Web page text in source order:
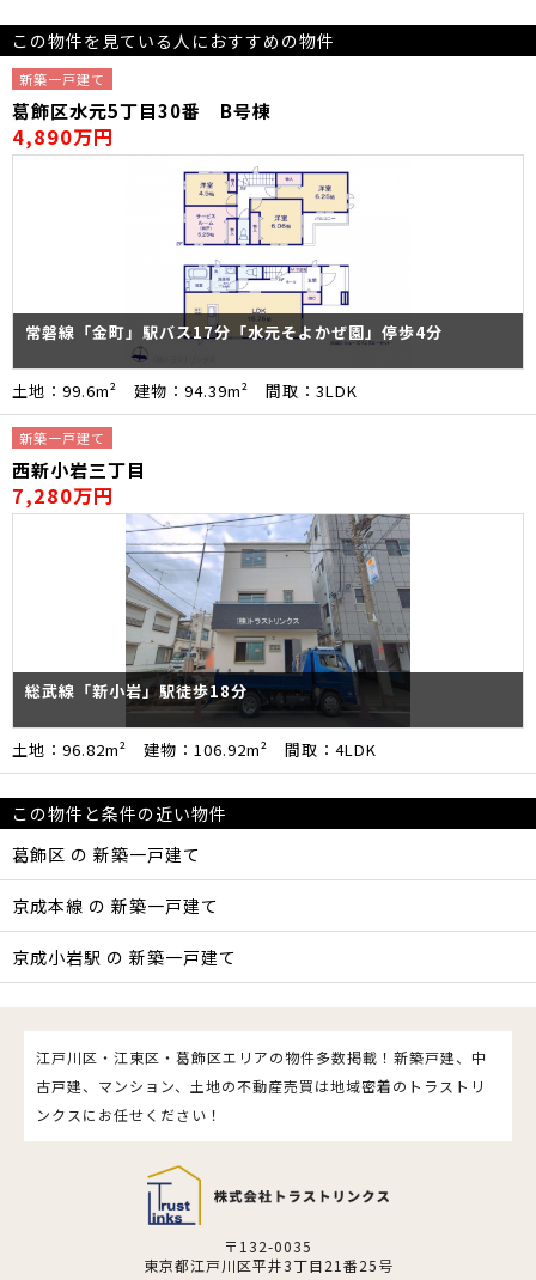
この物件を見ている人におすすめの物件
新築一戸建て
葛飾区水元5丁目30番 B号棟
4,890万円
常磐線「金町」駅バス17分「水元そよかぜ園」停歩4分
土地：99.6m² 建物：94.39m² 間取：3LDK
新築一戸建て
西新小岩三丁目
7,280万円
総武線「新小岩」駅徒歩18分
土地：96.82m² 建物：106.92m² 間取：4LDK
この物件と条件の近い物件
葛飾区 の 新築一戸建て
京成本線 の 新築一戸建て
京成小岩駅 の 新築一戸建て
江戸川区・江東区・葛飾区エリアの物件多数掲載！新築戸建、中
古戸建、マンション、土地の不動産売買は地域密着のトラストリ
ンクスにお任せください！
〒132-0035
東京都江戸川区平井3丁目21番25号